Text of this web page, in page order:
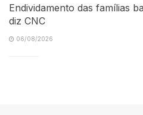
Endividamento das famílias
diz CNC
06/08/2026